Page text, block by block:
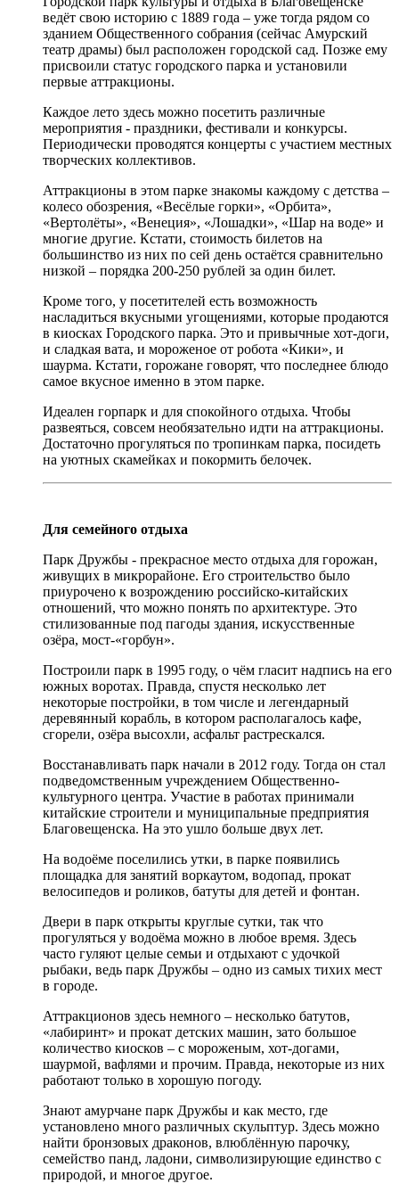
ведёт свою историю с 1889 года – уже тогда рядом со
зданием Общественного собрания (сейчас Амурский
театр драмы) был расположен городской сад. Позже ему
присвоили статус городского парка и установили
первые аттракционы.
Каждое лето здесь можно посетить различные
мероприятия - праздники, фестивали и конкурсы.
Периодически проводятся концерты с участием местных
творческих коллективов.
Аттракционы в этом парке знакомы каждому с детства –
колесо обозрения, «Весёлые горки», «Орбита»,
«Вертолёты», «Венеция», «Лошадки», «Шар на воде» и
многие другие. Кстати, стоимость билетов на
большинство из них по сей день остаётся сравнительно
низкой – порядка 200-250 рублей за один билет.
Кроме того, у посетителей есть возможность
насладиться вкусными угощениями, которые продаются
в киосках Городского парка. Это и привычные хот-доги,
и сладкая вата, и мороженое от робота «Кики», и
шаурма. Кстати, горожане говорят, что последнее блюдо
самое вкусное именно в этом парке.
Идеален горпарк и для спокойного отдыха. Чтобы
развеяться, совсем необязательно идти на аттракционы.
Достаточно прогуляться по тропинкам парка, посидеть
на уютных скамейках и покормить белочек.
Для семейного отдыха
Парк Дружбы - прекрасное место отдыха для горожан,
живущих в микрорайоне. Его строительство было
приурочено к возрождению российско-китайских
отношений, что можно понять по архитектуре. Это
стилизованные под пагоды здания, искусственные
озёра, мост-«горбун».
Построили парк в 1995 году, о чём гласит надпись на его
южных воротах. Правда, спустя несколько лет
некоторые постройки, в том числе и легендарный
деревянный корабль, в котором располагалось кафе,
сгорели, озёра высохли, асфальт растрескался.
Восстанавливать парк начали в 2012 году. Тогда он стал
подведомственным учреждением Общественно-
культурного центра. Участие в работах принимали
китайские строители и муниципальные предприятия
Благовещенска. На это ушло больше двух лет.
На водоёме поселились утки, в парке появились
площадка для занятий воркаутом, водопад, прокат
велосипедов и роликов, батуты для детей и фонтан.
Двери в парк открыты круглые сутки, так что
прогуляться у водоёма можно в любое время. Здесь
часто гуляют целые семьи и отдыхают с удочкой
рыбаки, ведь парк Дружбы – одно из самых тихих мест
в городе.
Аттракционов здесь немного – несколько батутов,
«лабиринт» и прокат детских машин, зато большое
количество киосков – с мороженым, хот-догами,
шаурмой, вафлями и прочим. Правда, некоторые из них
работают только в хорошую погоду.
Знают амурчане парк Дружбы и как место, где
установлено много различных скульптур. Здесь можно
найти бронзовых драконов, влюблённую парочку,
семейство панд, ладони, символизирующие единство с
природой, и многое другое.